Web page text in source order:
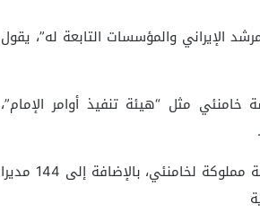
الإيراني والمؤسسات التابعة له”، يقول
مثل “هيئة تنفيذ أوامر الإمام”،
وكانت مؤسسة الدفاع عن الديمقراطية الأميركية، قد حددت 146 شركة مملوكة لخامنئي، بالإضافة إلى 144 مديرا